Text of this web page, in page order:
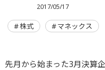
2017/05/17
株式 マネックス
先月から始まった3月決算